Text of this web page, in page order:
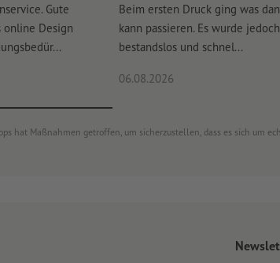
Gute
online Design
Beim ersten Druck ging was
kann passieren. Es wurde jedoch
bestandslos und schnel...
06.08.2026
hat Maßnahmen getroffen, um sicherzustellen, dass es sich um